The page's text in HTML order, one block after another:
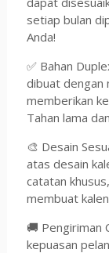
setiap bulan
Anda!
✅ Bahan
dibuat dengan
memberikan
Tahan lama
🎨 Desain
atas desain
catatan
membuat
🚚 Pengiriman
kepuasan